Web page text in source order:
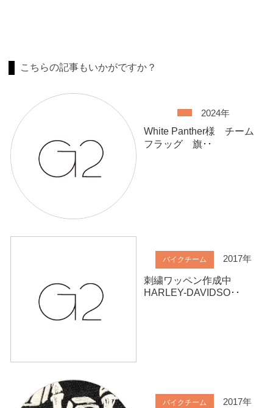
こちらの記事もいかがですか？
2024年
White Panther様 チーム
フラッグ 旗･･
バイクチーム 2017年
刺繍ワッペン作成中
HARLEY-DAVIDSO･･
バイクチーム 2017年